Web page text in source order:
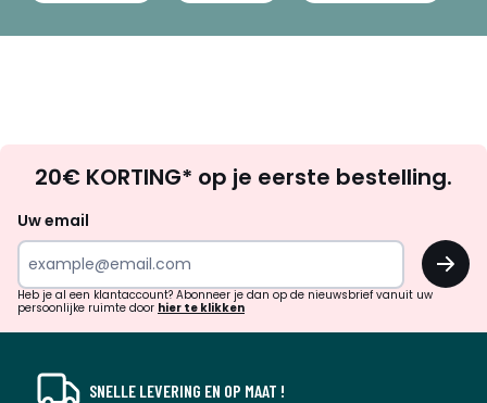
zoek
inspiratie
verrassingen?
20€ KORTING* op je eerste bestelling.
Uw email
OK
Heb je al een klantaccount? Abonneer je dan op de nieuwsbrief vanuit uw
persoonlijke ruimte door hier te klikken
SNELLE LEVERING EN OP MAAT !